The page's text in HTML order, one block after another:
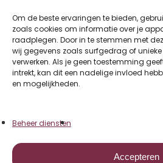
Om de beste ervaringen te bieden,
zoals cookies om informatie over je
raadplegen. Door in te stemmen met
wij gegevens zoals surfgedrag of unieke
verwerken. Als je geen toestemming
intrekt, kan dit een nadelige invloed
en mogelijkheden.
Beheer diensten
Accepteren